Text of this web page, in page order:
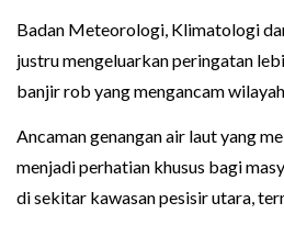
Badan Meteorologi, Klimatologi
justru mengeluarkan peringatan
banjir rob yang mengancam
Ancaman genangan air laut yang
menjadi perhatian khusus bagi
di sekitar kawasan pesisir utara,